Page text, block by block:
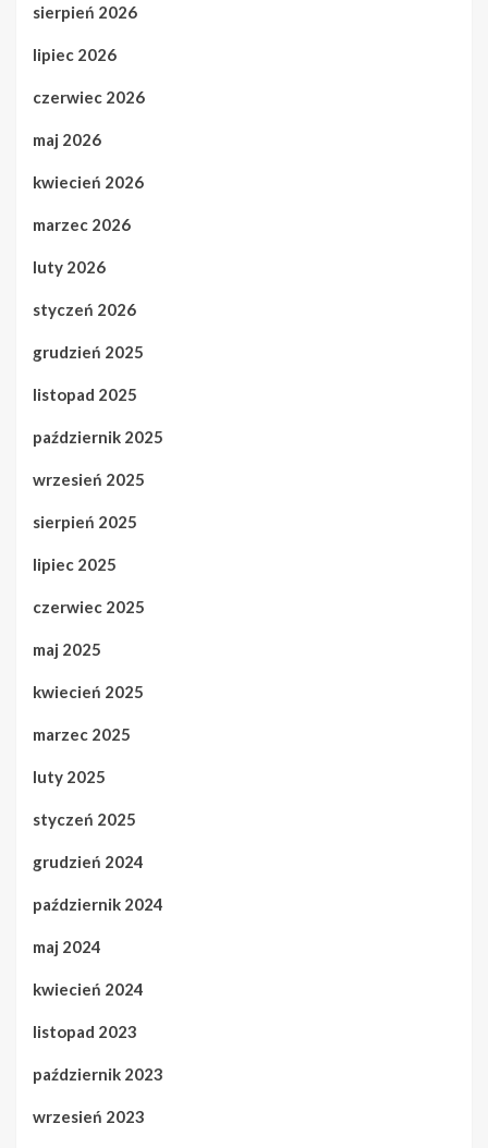
sierpień 2026
lipiec 2026
czerwiec 2026
maj 2026
kwiecień 2026
marzec 2026
luty 2026
styczeń 2026
grudzień 2025
listopad 2025
październik 2025
wrzesień 2025
sierpień 2025
lipiec 2025
czerwiec 2025
maj 2025
kwiecień 2025
marzec 2025
luty 2025
styczeń 2025
grudzień 2024
październik 2024
maj 2024
kwiecień 2024
listopad 2023
październik 2023
wrzesień 2023